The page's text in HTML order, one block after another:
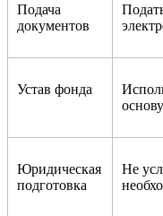
Подача
документов
Устав фонда
основу
Юридическая
подготовка
Не